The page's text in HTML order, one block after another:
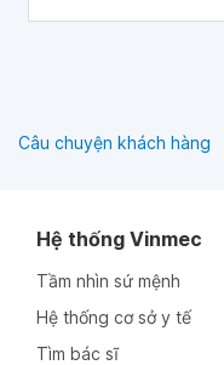
Câu chuyện khách hàng
Hệ thống Vinmec
Tầm nhìn sứ mệnh
Hệ thống cơ sở y tế
Tìm bác sĩ